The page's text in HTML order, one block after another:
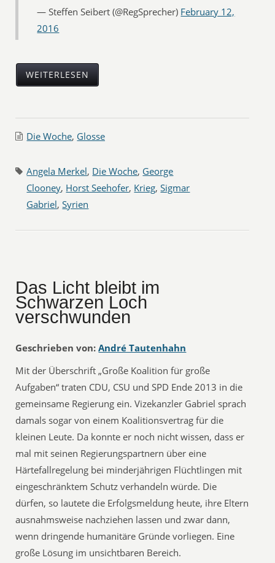
— Steffen Seibert (@RegSprecher) February 12,
2016
WEITERLESEN
Die Woche, Glosse
Angela Merkel, Die Woche, George
Clooney, Horst Seehofer, Krieg,Sigmar
Gabriel,Syrien
Das Licht bleibt im
Schwarzen Loch
verschwunden
Geschrieben von: André Tautenhahn
Mit der Überschrift „Große Koalition für große
Aufgaben“ traten CDU, CSU und SPD Ende 2013 in die
gemeinsame Regierung ein. Vizekanzler Gabriel sprach
damals sogar von einem Koalitionsvertrag für die
kleinen Leute. Da konnte er noch nicht wissen, dass er
mal mit seinen Regierungspartnern über eine
Härtefallregelung bei minderjährigen Flüchtlingen mit
eingeschränktem Schutz verhandeln würde. Die
dürfen, so lautete die Erfolgsmeldung heute, ihre Eltern
ausnahmsweise nachziehen lassen und zwar dann,
wenn dringende humanitäre Gründe vorliegen. Eine
große Lösung im unsichtbaren Bereich.